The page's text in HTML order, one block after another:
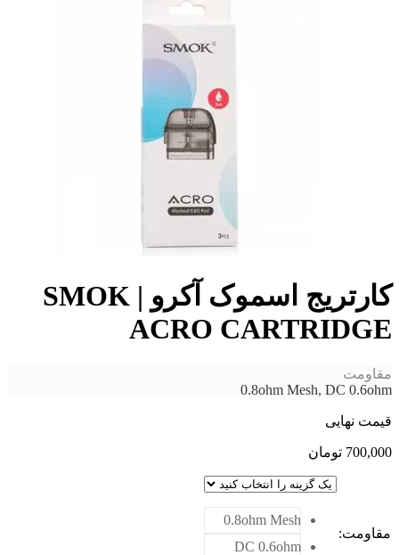
کارتریج اسموک آکرو | SMOK
ACRO CARTRIDGE
مقاومت
0.8ohm Mesh, DC 0.6ohm
قیمت نهایی
700,000 تومان
مقاومت:
0.8ohm Mesh
DC 0.6ohm